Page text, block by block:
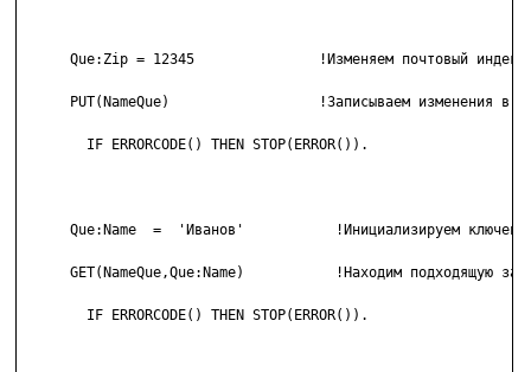
      Que:Zip = 12345               !Изменяем почтовый индекс
PUT(NameQue)                  !Записываем изменения в
        IF ERRORCODE() THEN STOP(ERROR()).
Que:Name  =  'Иванов'           !Инициализируем
GET(NameQue,Que:Name)           !Находим подходящую
        IF ERRORCODE() THEN STOP(ERROR()).